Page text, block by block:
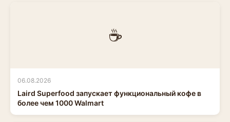
☕
06.08.2026
Laird Superfood запускает функциональный кофе в
более чем 1000 Walmart